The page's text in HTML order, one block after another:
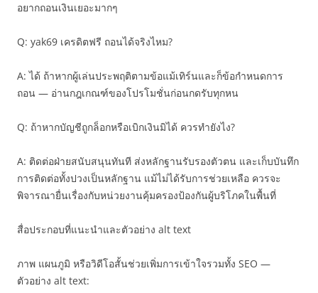
อยากถอนเงินเยอะมากๆ
Q: yak69 เครดิตฟรี ถอนได้จริงไหม?
A: ได้ ถ้าหากผู้เล่นประพฤติตามข้อแม้เทิร์นและก็ข้อกำหนดการ
ถอน — อ่านกฎเกณฑ์ของโปรโมชั่นก่อนกดรับทุกหน
Q: ถ้าหากบัญชีถูกล็อกหรือเบิกเงินมิได้ ควรทำยังไง?
A: ติดต่อฝ่ายสนับสนุนทันที ส่งหลักฐานรับรองตัวตน และเก็บบันทึก
การติดต่อทั้งปวงเป็นหลักฐาน แม้ไม่ได้รับการช่วยเหลือ ควรจะ
พิจารณายื่นเรื่องกับหน่วยงานคุ้มครองป้องกันผู้บริโภคในพื้นที่
สื่อประกอบที่แนะนำและตัวอย่าง alt text
ภาพ แผนภูมิ หรือวิดีโอสั้นช่วยเพิ่มการเข้าใจรวมทั้ง SEO —
ตัวอย่าง alt text: